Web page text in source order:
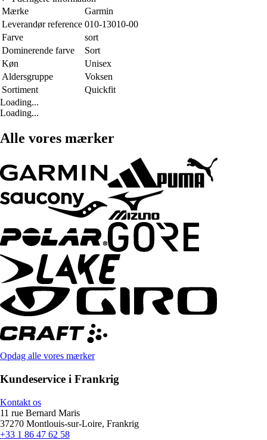
Mærke
Garmin
Leverandør reference 010-13010-00
Farve
sort
Dominerende farve
Sort
Køn
Unisex
Aldersgruppe
Voksen
Sortiment
Quickfit
Loading...
Loading...
Alle vores mærker
Opdag alle vores mærker
Kundeservice i Frankrig
Kontakt os
11 rue Bernard Maris
37270 Montlouis-sur-Loire, Frankrig
+33 1 86 47 62 58